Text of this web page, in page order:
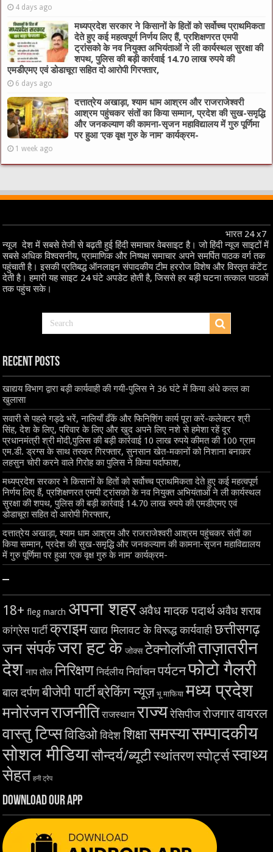
4 days ago
मध्यप्रदेश सरकार ने किसानों के हितों को सर्वोच्च प्राथमिकता
देते हुए कई महत्वपूर्ण निर्णय लिए हैं, प्रशिक्षणरत एमपी
ट्रांसको के नव नियुक्त अभियंताओं ने ली कार्यस्थल सुरक्षा की
शपथ, पुलिस की बड़ी कार्रवाई 14.70 लाख रुपये की
एमडीएमए एवं डोडाचूरा सहित दो आरोपी गिरफ्तार,
6 days ago
दत्तात्रेय अखाड़ा, श्याम धाम आश्रम और राजराजेश्वरी
आश्रम पहुंचकर संतों का किया सम्मान, प्रदेश की सुख-समृद्धि
और जनकल्याण की कामना-सृजन महाविद्यालय में गुरु पूर्णिमा
पर हुआ ‘एक वृक्ष गुरु के नाम’ कार्यक्रम-
1 week ago
भारत 24 x7
न्यूज देश में सबसे तेजी से बढ़ती हुई हिंदी समाचार वेबसाइट है। जो हिंदी न्यूज साइटों में
सबसे अधिक विश्वसनीय, प्रामाणिक और निष्पक्ष समाचार अपने समर्पित पाठक वर्ग तक
पहुंचाती है। इसकी प्रतिबद्ध ऑनलाइन संपादकीय टीम हररोज विशेष और विस्तृत कंटेंट
देती है। हमारी यह साइट 24 घंटे अपडेट होती है, जिससे हर बड़ी घटना तत्काल पाठकों
तक पहुंच सके।
Recent Posts
खाद्यय विभाग द्वारा बड़ी कार्यवाही की गयी-पुलिस ने 36 घंटे में किया अंधे कत्ल का
खुलासा
सवारी से पहले गड्ढे भरें, नालियाँ ढँकें और फिनिशिंग कार्य पूरा करें-कलेक्टर श्री
सिंह, देश के लिए, परिवार के लिए और खुद अपने लिए नशे से हमेशा रहें दूर
प्रधानमंत्री श्री मोदी,पुलिस की बड़ी कार्रवाई 10 लाख रुपये कीमत की 100 ग्राम
एम.डी. ड्रग्स के साथ तस्कर गिरफ्तार, सुनसान खेत-मकानों को निशाना बनाकर
लहसुन चोरी करने वाले गिरोह का पुलिस ने किया पर्दाफाश,
मध्यप्रदेश सरकार ने किसानों के हितों को सर्वोच्च प्राथमिकता देते हुए कई महत्वपूर्ण
निर्णय लिए हैं, प्रशिक्षणरत एमपी ट्रांसको के नव नियुक्त अभियंताओं ने ली कार्यस्थल
सुरक्षा की शपथ, पुलिस की बड़ी कार्रवाई 14.70 लाख रुपये की एमडीएमए एवं
डोडाचूरा सहित दो आरोपी गिरफ्तार,
दत्तात्रेय अखाड़ा, श्याम धाम आश्रम और राजराजेश्वरी आश्रम पहुंचकर संतों का
किया सम्मान, प्रदेश की सुख-समृद्धि और जनकल्याण की कामना-सृजन महाविद्यालय
में गुरु पूर्णिमा पर हुआ ‘एक वृक्ष गुरु के नाम’ कार्यक्रम-
–
18+ fleg march अपना शहरअवैध मादक पदार्थअवैध शराब
कांग्रेस पार्टी क्राइमखाद्य मिलावट के विरूद्ध कार्यवाहीछत्तीसगढ़
जन संपर्कजरा हट के जोक्स टेक्नोलॉजीताज़ातरीन
देश नाप तोल निरिक्षण निर्दलीय निर्वाचनपर्यटनफोटो गैलरी
बाल दर्पणबीजेपी पार्टीब्रेकिंग न्यूज़ भू माफिया मध्य प्रदेश
मनोरंजनराजनीति राजस्थान राज्यरेसिपीज रोजगारवायरल
वास्तु टिप्सविडिओ विदेश शिक्षासमस्यासम्पादकीय
सोशल मीडियासौन्दर्य/ब्यूटीस्थांतरणस्पोर्ट्सस्वाथ्य
सेहत हनी ट्रेप
Download Our App